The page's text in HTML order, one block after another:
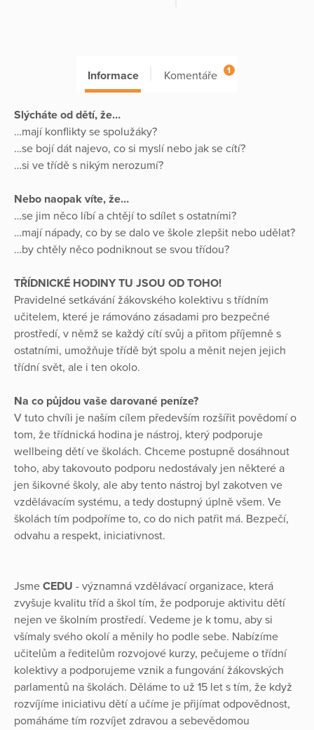
Informace Komentáře 1
Slýcháte od dětí, že…
…mají konflikty se spolužáky?
…se bojí dát najevo, co si myslí nebo jak se cítí?
…si ve třídě s nikým nerozumí?
Nebo naopak víte, že…
…se jim něco líbí a chtějí to sdílet s ostatními?
…mají nápady, co by se dalo ve škole zlepšit nebo udělat?
…by chtěly něco podniknout se svou třídou?
TŘÍDNICKÉ HODINY TU JSOU OD TOHO!
Pravidelné setkávání žákovského kolektivu s třídním
učitelem, které je rámováno zásadami pro bezpečné
prostředí, v němž se každý cítí svůj a přitom příjemně s
ostatními, umožňuje třídě být spolu a měnit nejen jejich
třídní svět, ale i ten okolo.
Na co půjdou vaše darované peníze?
V tuto chvíli je naším cílem především rozšířit povědomí o
tom, že třídnická hodina je nástroj, který podporuje
wellbeing dětí ve školách. Chceme postupně dosáhnout
toho, aby takovouto podporu nedostávaly jen některé a
jen šikovné školy, ale aby tento nástroj byl zakotven ve
vzdělávacím systému, a tedy dostupný úplně všem. Ve
školách tím podpoříme to, co do nich patřit má. Bezpečí,
odvahu a respekt, iniciativnost.
Jsme CEDU - významná vzdělávací organizace, která
zvyšuje kvalitu tříd a škol tím, že podporuje aktivitu dětí
nejen ve školním prostředí. Vedeme je k tomu, aby si
všímaly svého okolí a měnily ho podle sebe. Nabízíme
učitelům a ředitelům rozvojové kurzy, pečujeme o třídní
kolektivy a podporujeme vznik a fungování žákovských
parlamentů na školách. Děláme to už 15 let s tím, že když
rozvíjíme iniciativu dětí a učíme je přijímat odpovědnost,
pomáháme tím rozvíjet zdravou a sebevědomou